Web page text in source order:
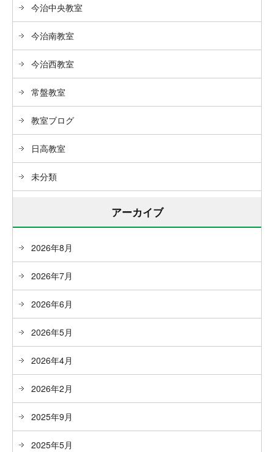
今治中央教室
今治南教室
今治西教室
常盤教室
教室ブログ
日高教室
未分類
アーカイブ
2026年8月
2026年7月
2026年6月
2026年5月
2026年4月
2026年2月
2025年9月
2025年5月